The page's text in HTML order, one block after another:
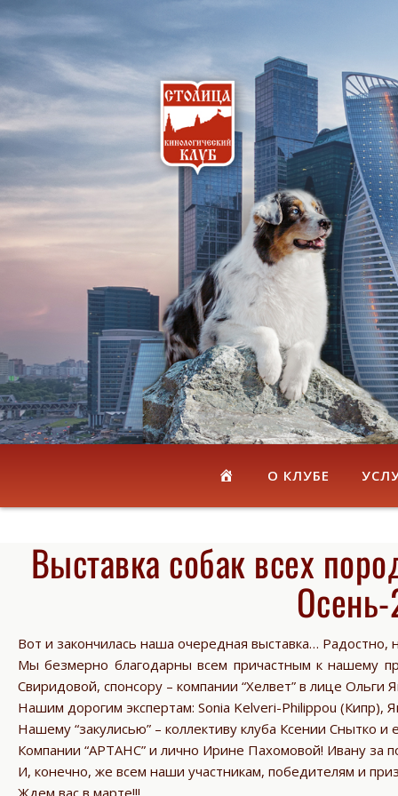
ГЛАВНАЯ
О КЛУБЕ
Выставка собак всех
Вот и закончилась наша очередная выставка… Радостно,
Мы безмерно благодарны всем причастным к нашему
Свиридовой, спонсору – компании “Хелвет” в лице Ольги
Нашим дорогим экспертам: Sonia Kelveri-Philippou (Кипр),
Нашему “закулисью” – коллективу клуба Ксении Снытко
Компании “АРТАНС” и лично Ирине Пахомовой! Ивану за
И, конечно, же всем наши участникам, победителям и
Ждем вас в марте!!!